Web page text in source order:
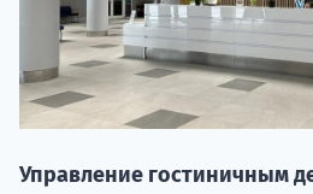
Управление гостиничным